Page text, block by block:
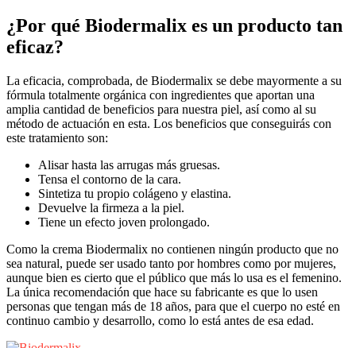
¿Por qué Biodermalix es un producto tan
eficaz?
La eficacia, comprobada, de Biodermalix se debe mayormente a su
fórmula totalmente orgánica con ingredientes que aportan una
amplia cantidad de beneficios para nuestra piel, así como al su
método de actuación en esta. Los beneficios que conseguirás con
este tratamiento son:
Alisar hasta las arrugas más gruesas.
Tensa el contorno de la cara.
Sintetiza tu propio colágeno y elastina.
Devuelve la firmeza a la piel.
Tiene un efecto joven prolongado.
Como la crema Biodermalix no contienen ningún producto que no
sea natural, puede ser usado tanto por hombres como por mujeres,
aunque bien es cierto que el público que más lo usa es el femenino.
La única recomendación que hace su fabricante es que lo usen
personas que tengan más de 18 años, para que el cuerpo no esté en
continuo cambio y desarrollo, como lo está antes de esa edad.